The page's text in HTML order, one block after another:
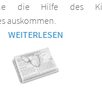
die Hilfe des
auskommen.
WEITERLESEN